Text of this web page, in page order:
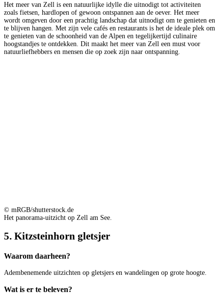
Het meer van Zell is een natuurlijke idylle die uitnodigt tot activiteiten
zoals fietsen, hardlopen of gewoon ontspannen aan de oever. Het meer
wordt omgeven door een prachtig landschap dat uitnodigt om te genieten en
te blijven hangen. Met zijn vele cafés en restaurants is het de ideale plek om
te genieten van de schoonheid van de Alpen en tegelijkertijd culinaire
hoogstandjes te ontdekken. Dit maakt het meer van Zell een must voor
natuurliefhebbers en mensen die op zoek zijn naar ontspanning.
© mRGB/shutterstock.de
Het panorama-uitzicht op Zell am See.
5. Kitzsteinhorn gletsjer
Waarom daarheen?
Adembenemende uitzichten op gletsjers en wandelingen op grote hoogte.
Wat is er te beleven?